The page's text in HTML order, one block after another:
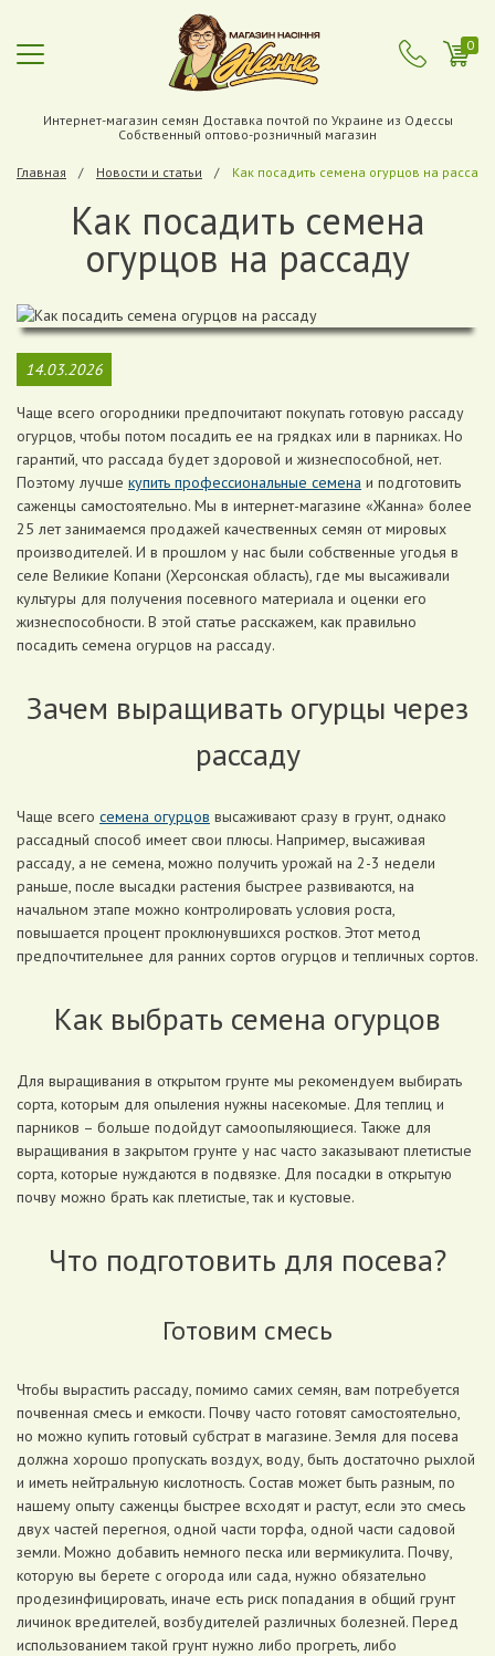
0
Интернет-магазин семян Доставка почтой по Украине из Одессы
Собственный оптово-розничный магазин
Главная Новости и статьи Как посадить семена огурцов на рассаду
Как посадить семена
огурцов на рассаду
14.03.2026
Чаще всего огородники предпочитают покупать готовую рассаду
огурцов, чтобы потом посадить ее на грядках или в парниках. Но
гарантий, что рассада будет здоровой и жизнеспособной, нет.
Поэтому лучше купить профессиональные семена и подготовить
саженцы самостоятельно. Мы в интернет-магазине «Жанна» более
25 лет занимаемся продажей качественных семян от мировых
производителей. И в прошлом у нас были собственные угодья в
селе Великие Копани (Херсонская область), где мы высаживали
культуры для получения посевного материала и оценки его
жизнеспособности. В этой статье расскажем, как правильно
посадить семена огурцов на рассаду.
Зачем выращивать огурцы через
рассаду
Чаще всего семена огурцов высаживают сразу в грунт, однако
рассадный способ имеет свои плюсы. Например, высаживая
рассаду, а не семена, можно получить урожай на 2-3 недели
раньше, после высадки растения быстрее развиваются, на
начальном этапе можно контролировать условия роста,
повышается процент проклюнувшихся ростков. Этот метод
предпочтительнее для ранних сортов огурцов и тепличных сортов.
Как выбрать семена огурцов
Для выращивания в открытом грунте мы рекомендуем выбирать
сорта, которым для опыления нужны насекомые. Для теплиц и
парников – больше подойдут самоопыляющиеся. Также для
выращивания в закрытом грунте у нас часто заказывают плетистые
сорта, которые нуждаются в подвязке. Для посадки в открытую
почву можно брать как плетистые, так и кустовые.
Что подготовить для посева?
Готовим смесь
Чтобы вырастить рассаду, помимо самих семян, вам потребуется
почвенная смесь и емкости. Почву часто готовят самостоятельно,
но можно купить готовый субстрат в магазине. Земля для посева
должна хорошо пропускать воздух, воду, быть достаточно рыхлой
и иметь нейтральную кислотность. Состав может быть разным, по
нашему опыту саженцы быстрее всходят и растут, если это смесь
двух частей перегноя, одной части торфа, одной части садовой
земли. Можно добавить немного песка или вермикулита. Почву,
которую вы берете с огорода или сада, нужно обязательно
продезинфицировать, иначе есть риск попадания в общий грунт
личинок вредителей, возбудителей различных болезней. Перед
использованием такой грунт нужно либо прогреть, либо